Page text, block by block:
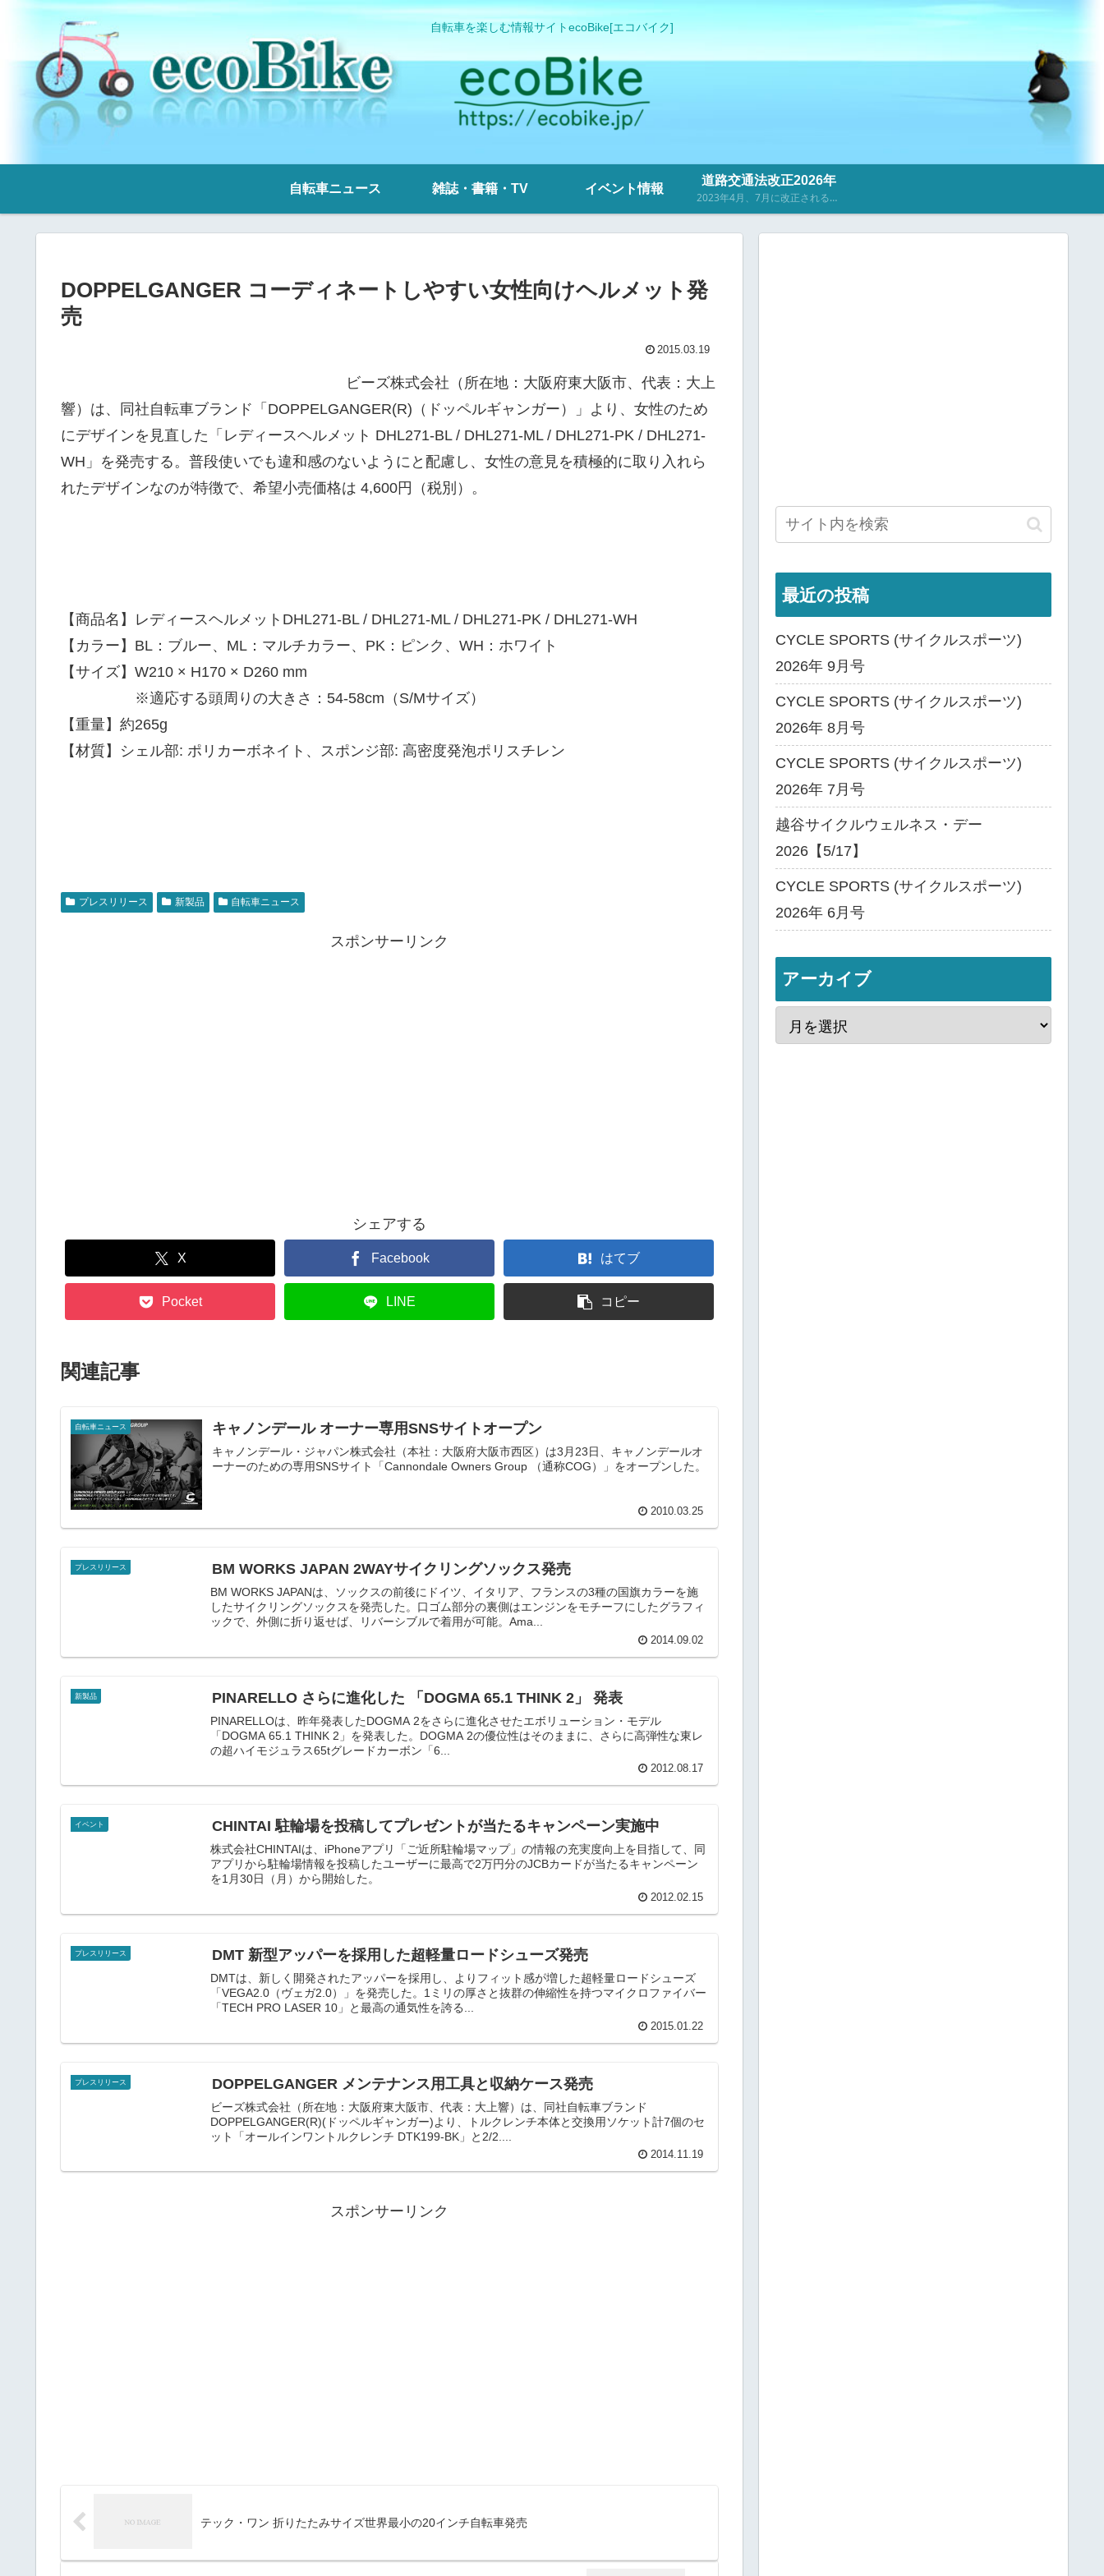
自転車を楽しむ情報サイトecoBike[エコバイク]
自転車ニュース 雑誌・書籍・TV イベント情報
道路交通法改正2026年
2023年4月、7月に改正される道路交通法に関するニュース・記事を掲載しています。
DOPPELGANGER コーディネートしやすい女性向けヘルメット発
売
2015.03.19
ビーズ株式会社（所在地：大阪府東大阪市、代表：大上
響）は、同社自転車ブランド「DOPPELGANGER(R)（ドッペルギャンガー）」より、女性のため
にデザインを見直した「レディースヘルメット DHL271-BL / DHL271-ML / DHL271-PK / DHL271-
WH」を発売する。普段使いでも違和感のないようにと配慮し、女性の意見を積極的に取り入れら
れたデザインなのが特徴で、希望小売価格は 4,600円（税別）。
【商品名】レディースヘルメットDHL271-BL / DHL271-ML / DHL271-PK / DHL271-WH
【カラー】BL：ブルー、ML：マルチカラー、PK：ピンク、WH：ホワイト
【サイズ】W210 × H170 × D260 mm
※適応する頭周りの大きさ：54-58cm（S/Mサイズ）
【重量】約265g
【材質】シェル部: ポリカーボネイト、スポンジ部: 高密度発泡ポリスチレン
プレスリリース 新製品 自転車ニュース
スポンサーリンク
シェアする
X Facebook はてブ
Pocket LINE コピー
関連記事
自転車ニュース キャノンデール オーナー専用SNSサイトオープン
キャノンデール・ジャパン株式会社（本社：大阪府大阪市西区）は3月23日、キャノンデールオ
ーナーのための専用SNSサイト「Cannondale Owners Group （通称COG）」をオープンした。
2010.03.25
プレスリリース BM WORKS JAPAN 2WAYサイクリングソックス発売
BM WORKS JAPANは、ソックスの前後にドイツ、イタリア、フランスの3種の国旗カラーを施
したサイクリングソックスを発売した。口ゴム部分の裏側はエンジンをモチーフにしたグラフィ
ックで、外側に折り返せば、リバーシブルで着用が可能。Ama...
2014.09.02
新製品 PINARELLO さらに進化した 「DOGMA 65.1 THINK 2」 発表
PINARELLOは、昨年発表したDOGMA 2をさらに進化させたエボリューション・モデル
「DOGMA 65.1 THINK 2」を発表した。DOGMA 2の優位性はそのままに、さらに高弾性な東レ
の超ハイモジュラス65tグレードカーボン「6...
2012.08.17
イベント CHINTAI 駐輪場を投稿してプレゼントが当たるキャンペーン実施中
株式会社CHINTAIは、iPhoneアプリ「ご近所駐輪場マップ」の情報の充実度向上を目指して、同
アプリから駐輪場情報を投稿したユーザーに最高で2万円分のJCBカードが当たるキャンペーン
を1月30日（月）から開始した。
2012.02.15
プレスリリース DMT 新型アッパーを採用した超軽量ロードシューズ発売
DMTは、新しく開発されたアッパーを採用し、よりフィット感が増した超軽量ロードシューズ
「VEGA2.0（ヴェガ2.0）」を発売した。1ミリの厚さと抜群の伸縮性を持つマイクロファイバー
「TECH PRO LASER 10」と最高の通気性を誇る...
2015.01.22
プレスリリース DOPPELGANGER メンテナンス用工具と収納ケース発売
ビーズ株式会社（所在地：大阪府東大阪市、代表：大上響）は、同社自転車ブランド
DOPPELGANGER(R)(ドッペルギャンガー)より、トルクレンチ本体と交換用ソケット計7個のセ
ット「オールインワントルクレンチ DTK199-BK」と2/2....
2014.11.19
スポンサーリンク
テック・ワン 折りたたみサイズ世界最小の20インチ自転車発売
最近の投稿
CYCLE SPORTS (サイクルスポーツ)
2026年 9月号
CYCLE SPORTS (サイクルスポーツ)
2026年 8月号
CYCLE SPORTS (サイクルスポーツ)
2026年 7月号
越谷サイクルウェルネス・デー
2026【5/17】
CYCLE SPORTS (サイクルスポーツ)
2026年 6月号
アーカイブ